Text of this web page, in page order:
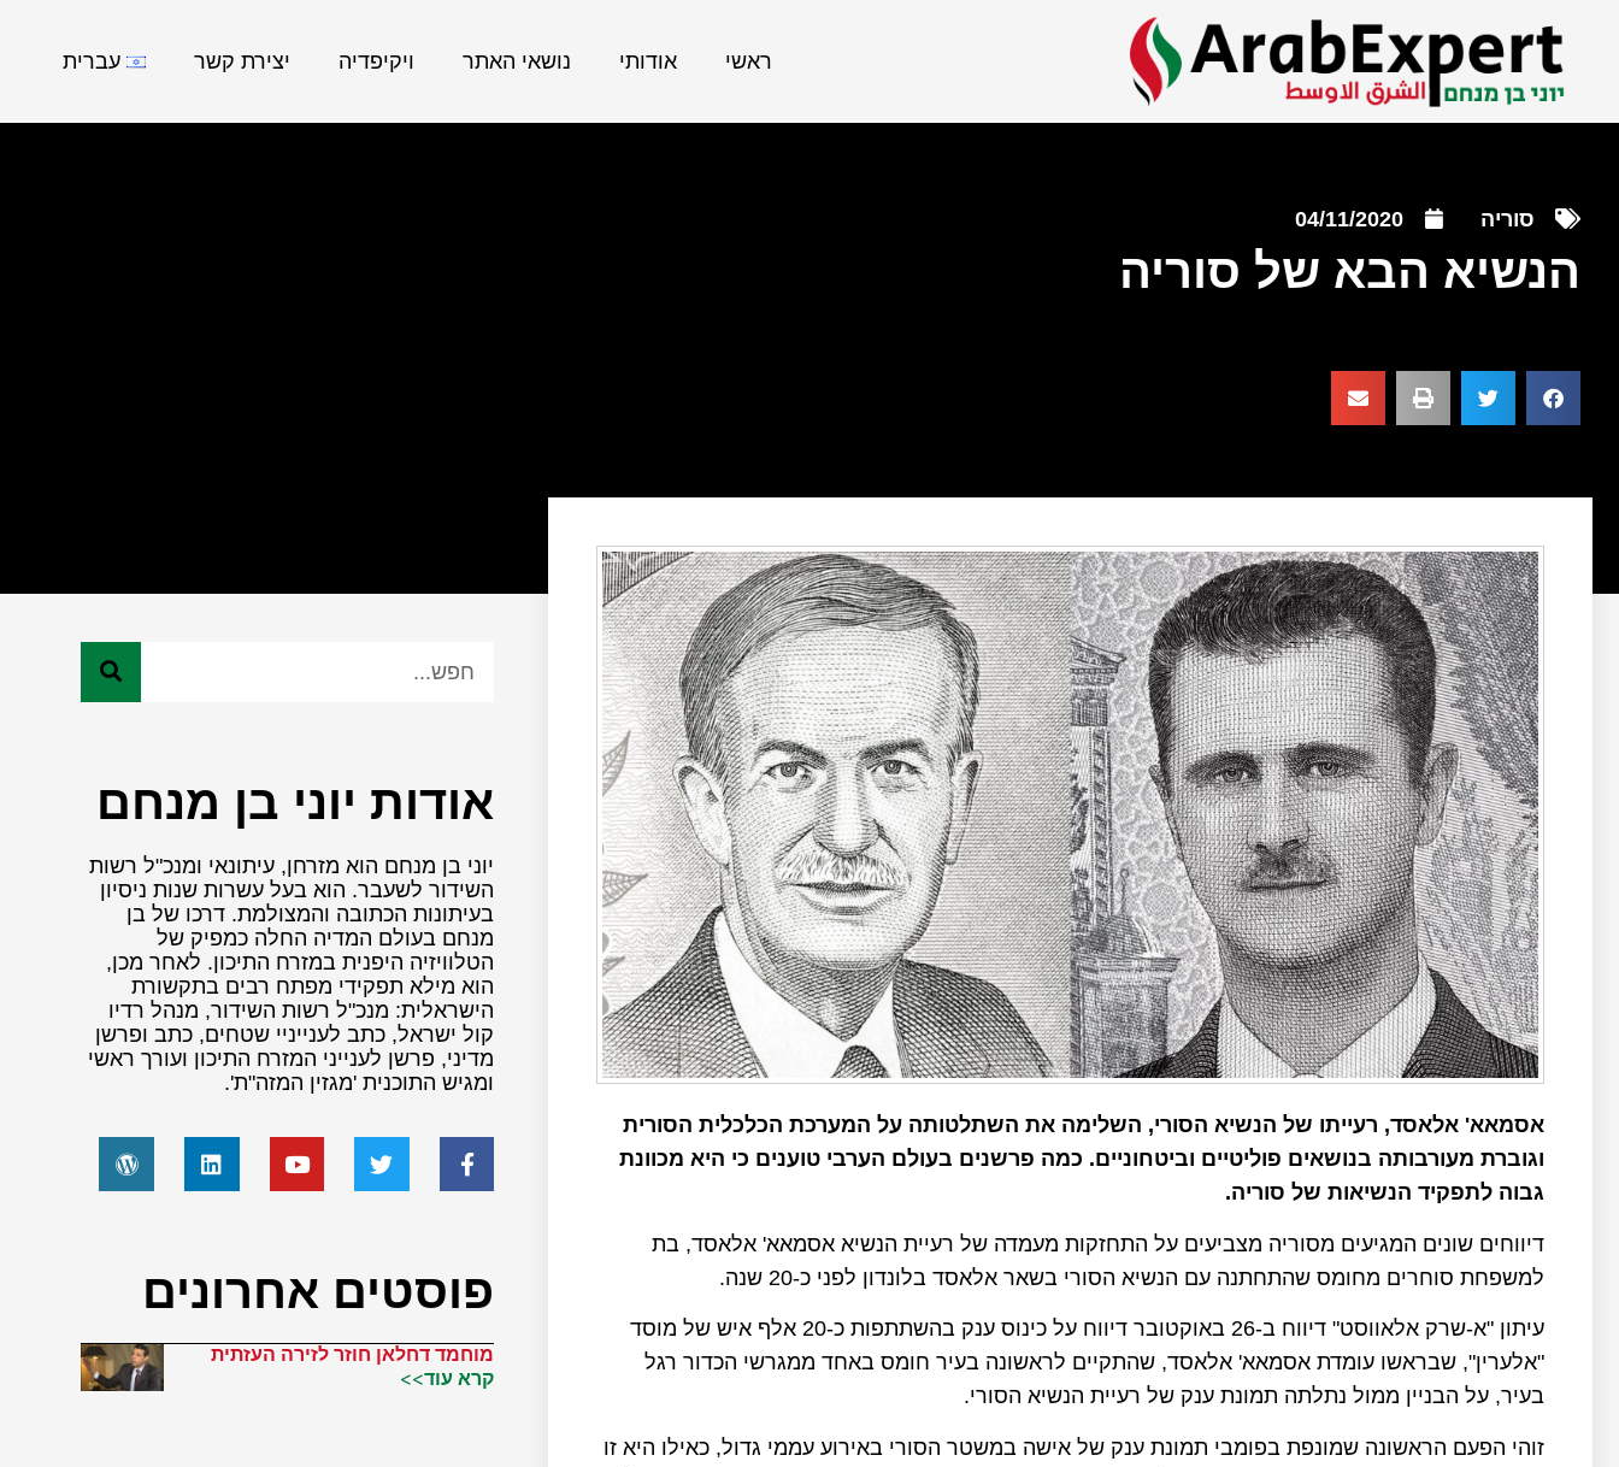
ראשי אודותי נושאי האתר ויקיפדיה יצירת קשר עברית
סוריה 04/11/2020
הנשיא הבא של סוריה
אסמאא' אלאסד, רעייתו של הנשיא הסורי, השלימה את השתלטותה על המערכת הכלכלית הסורית
וגוברת מעורבותה בנושאים פוליטיים וביטחוניים. כמה פרשנים בעולם הערבי טוענים כי היא מכוונת
גבוה לתפקיד הנשיאות של סוריה.
דיווחים שונים המגיעים מסוריה מצביעים על התחזקות מעמדה של רעיית הנשיא אסמאא' אלאסד, בת
למשפחת סוחרים מחומס שהתחתנה עם הנשיא הסורי בשאר אלאסד בלונדון לפני כ-20 שנה.
עיתון "א-שרק אלאווסט" דיווח ב-26 באוקטובר דיווח על כינוס ענק בהשתתפות כ-20 אלף איש של מוסד
"אלערין", שבראשו עומדת אסמאא' אלאסד, שהתקיים לראשונה בעיר חומס באחד ממגרשי הכדור רגל
בעיר, על הבניין ממול נתלתה תמונת ענק של רעיית הנשיא הסורי.
זוהי הפעם הראשונה שמונפת בפומבי תמונת ענק של אישה במשטר הסורי באירוע עממי גדול, כאילו היא זו
אודות יוני בן מנחם
יוני בן מנחם הוא מזרחן, עיתונאי ומנכ"ל רשות
השידור לשעבר. הוא בעל עשרות שנות ניסיון
בעיתונות הכתובה והמצולמת. דרכו של בן
מנחם בעולם המדיה החלה כמפיק של
הטלוויזיה היפנית במזרח התיכון. לאחר מכן,
הוא מילא תפקידי מפתח רבים בתקשורת
הישראלית: מנכ"ל רשות השידור, מנהל רדיו
קול ישראל, כתב לענייניי שטחים, כתב ופרשן
מדיני, פרשן לענייני המזרח התיכון ועורך ראשי
ומגיש התוכנית 'מגזין המזה"ת'.
פוסטים אחרונים
מוחמד דחלאן חוזר לזירה העזתית
קרא עוד>>